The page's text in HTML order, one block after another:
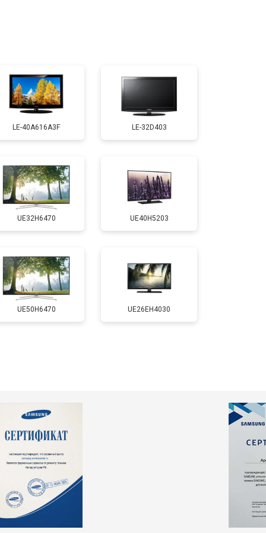
2600 ₽ Заказать
3500 ₽ Заказать
5200 ₽ Заказать
3100 ₽ Заказать
3700 ₽ Заказать
5500 ₽
LE-40A616A3F LE-32D403
UE32H6470 UE40H5203
UE50H6470 UE26EH4030